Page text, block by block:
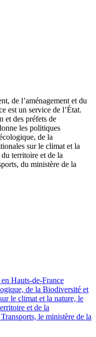
de l’aménagement et du
est un service de l’État.
et des préfets de
les politiques
de la
sur le climat et la
territoire et de la
du ministère de la
Hauts-de-France
de la Biodiversité et
le climat et la nature, le
et de la
le ministère de la